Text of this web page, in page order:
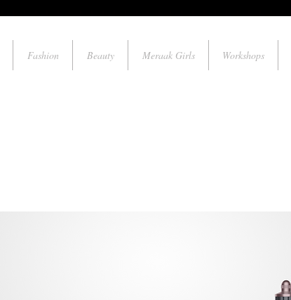
Fashion Beauty Meraak Girls Workshops